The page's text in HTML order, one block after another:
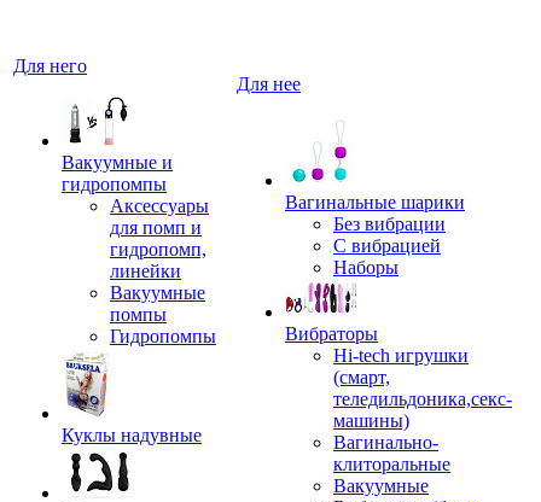
Для него
Вакуумные и
гидропомпы
Аксессуары
для помп и
гидропомп,
линейки
Вакуумные
помпы
Гидропомпы
Куклы надувные
Для нее
Вагинальные шарики
Без вибрации
С вибрацией
Наборы
Вибраторы
Hi-tech игрушки
(смарт,
теледильдоника,секс-
машины)
Вагинально-
клиторальные
Вакуумные